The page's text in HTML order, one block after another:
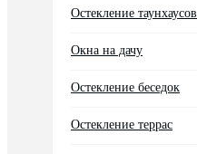
Остекление таунхаусов
Окна на дачу
Остекление беседок
Остекление террас